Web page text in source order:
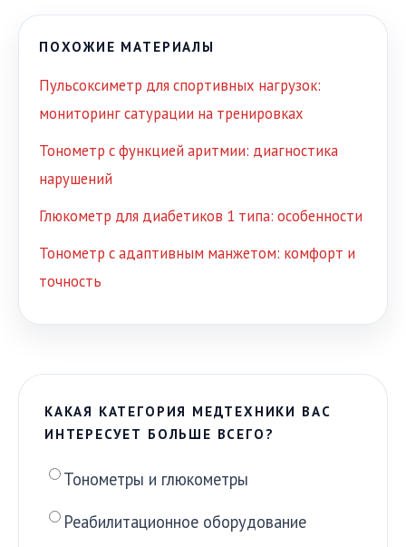
ПОХОЖИЕ МАТЕРИАЛЫ
Пульсоксиметр для спортивных нагрузок:
мониторинг сатурации на тренировках
Тонометр с функцией аритмии: диагностика
нарушений
Глюкометр для диабетиков 1 типа: особенности
Тонометр с адаптивным манжетом: комфорт и
точность
КАКАЯ КАТЕГОРИЯ МЕДТЕХНИКИ ВАС
ИНТЕРЕСУЕТ БОЛЬШЕ ВСЕГО?
Тонометры и глюкометры
Реабилитационное оборудование